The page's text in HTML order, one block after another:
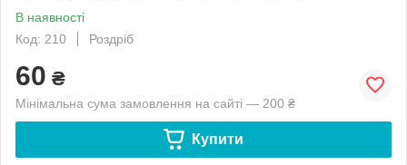
В наявності
Код: 210
Роздріб
60 ₴
Мінімальна сума замовлення на сайті — 200 ₴
Купити